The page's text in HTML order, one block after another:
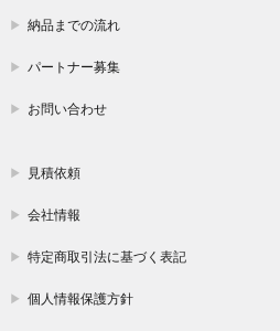
納品までの流れ
パートナー募集
お問い合わせ
見積依頼
会社情報
特定商取引法に基づく表記
個人情報保護方針